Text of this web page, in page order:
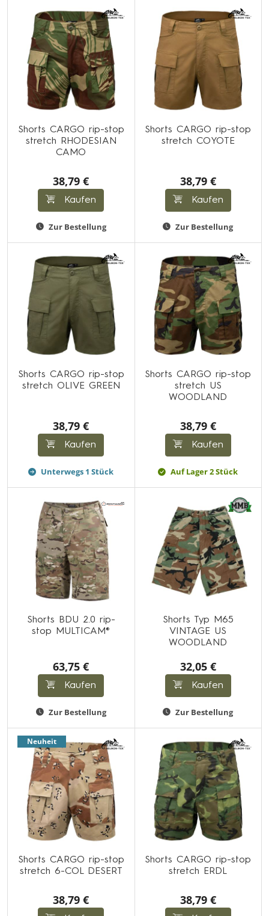
Shorts CARGO rip-stop
stretch RHODESIAN
CAMO
38,79 €
Kaufen
Zur Bestellung
Shorts CARGO rip-stop
stretch COYOTE
38,79 €
Kaufen
Zur Bestellung
Shorts CARGO rip-stop
stretch OLIVE GREEN
38,79 €
Kaufen
Unterwegs 1 Stück
Shorts CARGO rip-stop
stretch US
WOODLAND
38,79 €
Kaufen
Auf Lager 2 Stück
Shorts BDU 2.0 rip-
stop MULTICAM®
63,75 €
Kaufen
Zur Bestellung
Shorts Typ M65
VINTAGE US
WOODLAND
32,05 €
Kaufen
Zur Bestellung
Neuheit
Shorts CARGO rip-stop
stretch 6-COL DESERT
38,79 €
Shorts CARGO rip-stop
stretch ERDL
38,79 €